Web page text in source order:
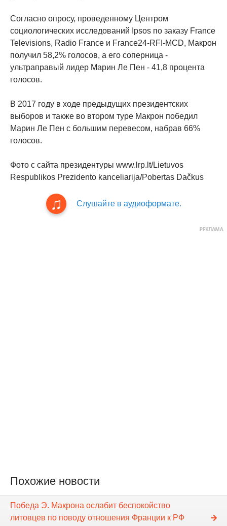
Согласно опросу, проведенному Центром
социологических исследований Ipsos по заказу France
Televisions, Radio France и France24-RFI-MCD, Макрон
получил 58,2% голосов, а его соперница -
ультраправый лидер Марин Ле Пен - 41,8 процента
голосов.
В 2017 году в ходе предыдущих президентских
выборов и также во втором туре Макрон победил
Марин Ле Пен с большим перевесом, набрав 66%
голосов.
Фото с сайта президентуры www.lrp.lt/Lietuvos
Respublikos Prezidento kanceliarija/Pobertas Dačkus
Слушайте в аудиоформате.
Похожие новости
Победа Э. Макрона ослабит беспокойство
литовцев по поводу отношения Франции к РФ